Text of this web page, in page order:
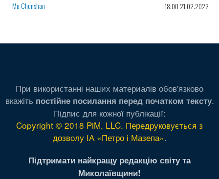
Mu Chunshan 18:00 21.02.2022
При використанні наших материалів обов'язково
вкажіть постійне посилання перед початком тексту.
Підпис для кожної публікації:
Copyright © 2018 PiM, LLC. Передруковується з
дозволу ІА «Петро і Мазепа».
Підтримати найкращу редакцію світу та
Миколаївщини!